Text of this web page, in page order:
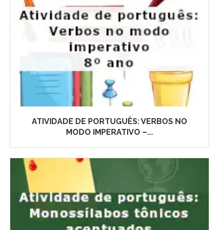
ATIVIDADE DE PORTUGUÊS: VERBOS NO
MODO IMPERATIVO –...